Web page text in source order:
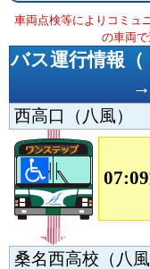
車両点検等によりコミュ
の車両で
バス運行情報（
西高口（八風）
桑名西高校（八風